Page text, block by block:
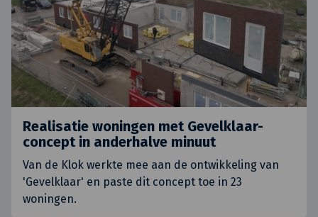
Realisatie woningen met Gevelklaar-
concept in anderhalve minuut
Van de Klok werkte mee aan de ontwikkeling van
'Gevelklaar' en paste dit concept toe in 23
woningen.